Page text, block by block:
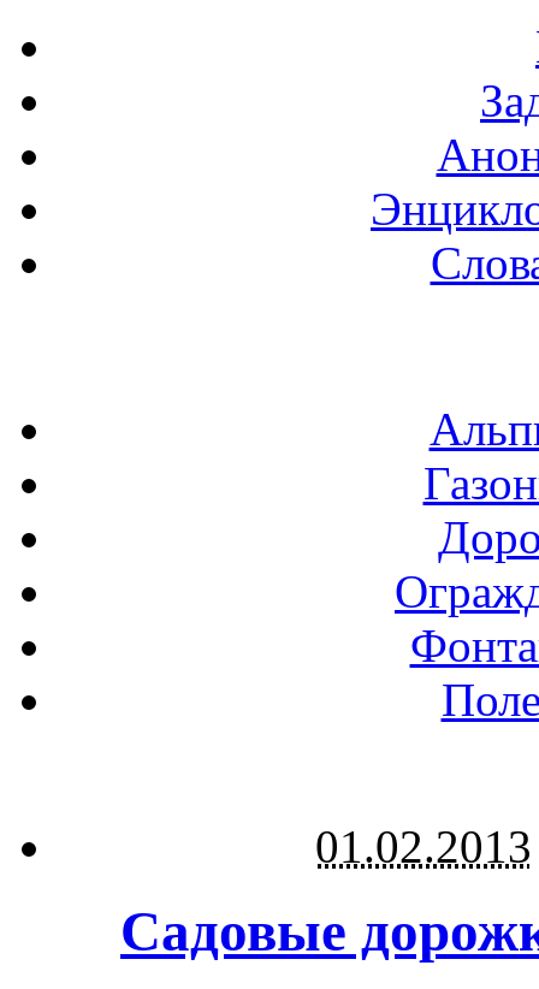
01.02.2013
Садовые